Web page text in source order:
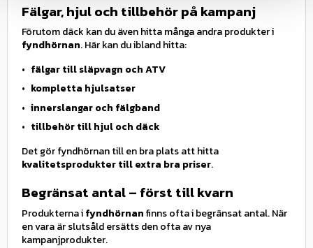
Fälgar, hjul och tillbehör på kampanj
Förutom däck kan du även hitta många andra produkter i
fyndhörnan. Här kan du ibland hitta:
fälgar till släpvagn och ATV
kompletta hjulsatser
innerslangar och fälgband
tillbehör till hjul och däck
Det gör fyndhörnan till en bra plats att hitta
kvalitetsprodukter till extra bra priser.
Begränsat antal – först till kvarn
Produkterna ifyndhörnanfinns ofta i begränsat antal. När
en vara är slutsåld ersätts den ofta av nya
kampanjprodukter.